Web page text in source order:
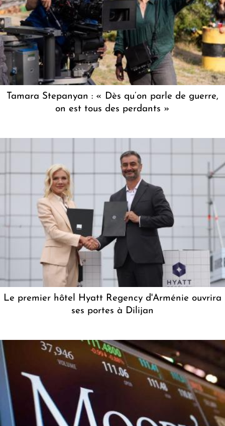
Tamara Stepanyan : « Dès qu’on parle de guerre,
on est tous des perdants »
Le premier hôtel Hyatt Regency d'Arménie ouvrira
ses portes à Dilijan